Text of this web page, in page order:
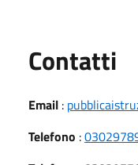
Contatti
Email :
Telefono :